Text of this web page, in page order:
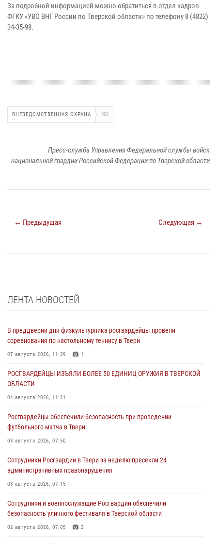
За подробной информацией можно обратиться в отдел кадров
ФГКУ «УВО ВНГ России по Тверской области» по телефону 8 (4822)
34-35-98.
ВНЕВЕДОМСТВЕННАЯ ОХРАНА 803
Пресс-служба Управления Федеральной службы войск
национальной гвардии Российской Федерации по Тверской области
← Предыдущая Следующая →
ЛЕНТА НОВОСТЕЙ
В преддверии дня физкультурника росгвардейцы провели
соревнования по настольному теннису в Твери
07 августа 2026, 11:29 1
РОСГВАРДЕЙЦЫ ИЗЪЯЛИ БОЛЕЕ 50 ЕДИНИЦ ОРУЖИЯ В ТВЕРСКОЙ
ОБЛАСТИ
04 августа 2026, 11:31
Росгвардейцы обеспечили безопасность при проведении
футбольного матча в Твери
03 августа 2026, 07:50
Сотрудники Росгвардии в Твери за неделю пресекли 24
административных правонарушения
03 августа 2026, 07:15
Сотрудники и военнослужащие Росгвардии обеспечили
безопасность уличного фестиваля в Тверской области
02 августа 2026, 07:05 2